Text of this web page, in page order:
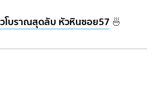
โบราณสุดลับ หัวหินซอย57 🍜